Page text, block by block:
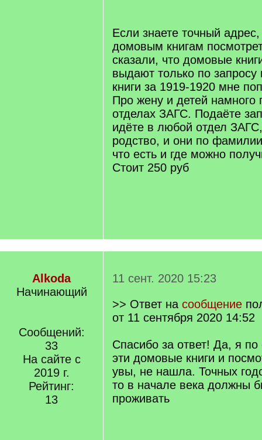
Если знаете точный
домовым книгам
сказали, что домовые
выдают только по запросу
книги за 1919-1920 мне
Про жену и детей намного
отделах ЗАГС. Подаёте
идёте в любой отдел
родство, и они по
что есть и где можно
Стоит 250 руб
Alkoda
Начинающий
Сообщений:
33
На сайте с
2019 г.
Рейтинг:
13
11 сент. 2020 15:23
>> Ответ на сообщение
от 11 сентября 2020 14:52
Спасибо за ответ! Да, я
эти домовые книги и
увы, не нашла. Точных
то в начале века должны
проживать